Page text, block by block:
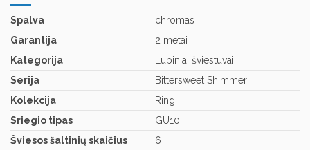
Spalva
chromas
Garantija
2 metai
Kategorija
Lubiniai šviestuvai
Serija
Bittersweet Shimmer
Kolekcija
Ring
Sriegio tipas
GU10
Šviesos šaltinių skaičius
6